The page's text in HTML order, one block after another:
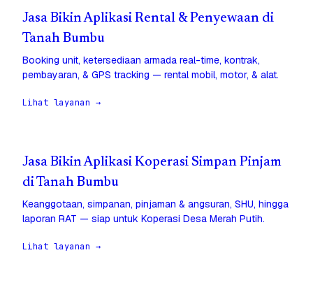
Jasa Bikin Aplikasi Rental & Penyewaan di
Tanah Bumbu
Booking unit, ketersediaan armada real-time, kontrak,
pembayaran, & GPS tracking — rental mobil, motor, & alat.
Lihat layanan →
Jasa Bikin Aplikasi Koperasi Simpan Pinjam
di Tanah Bumbu
Keanggotaan, simpanan, pinjaman & angsuran, SHU, hingga
laporan RAT — siap untuk Koperasi Desa Merah Putih.
Lihat layanan →